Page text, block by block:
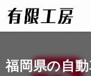
福岡県の自